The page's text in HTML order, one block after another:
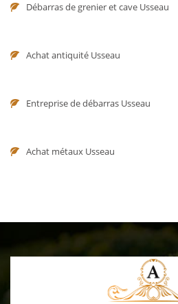
Débarras de grenier et cave Usseau
Achat antiquité Usseau
Entreprise de débarras Usseau
Achat métaux Usseau